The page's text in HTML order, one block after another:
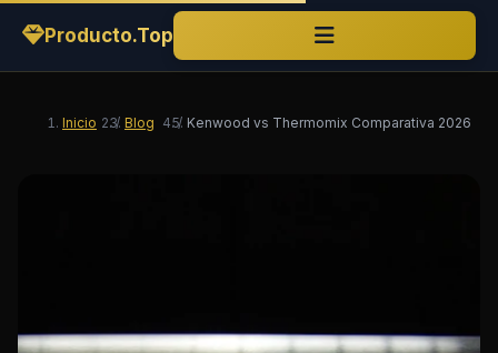
Producto.Top
Inicio / Blog / Kenwood vs Thermomix Comparativa 2026